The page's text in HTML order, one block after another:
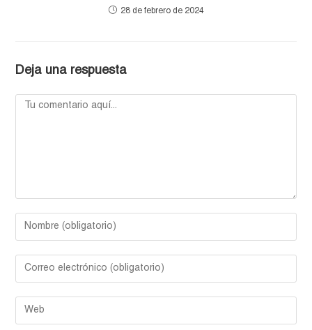
28 de febrero de 2024
Deja una respuesta